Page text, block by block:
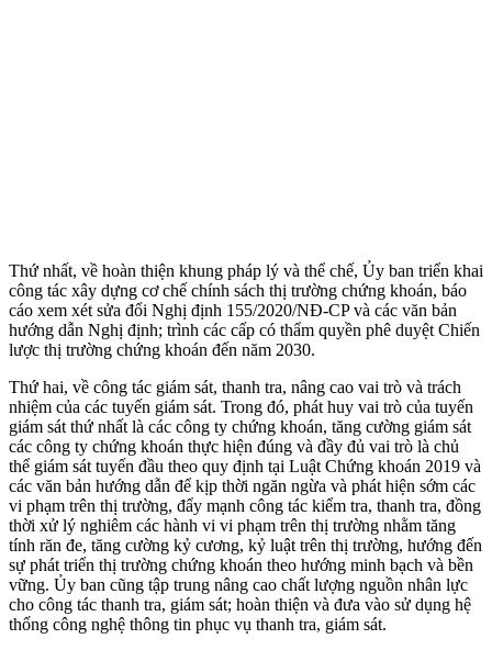
Thứ nhất, về hoàn thiện khung pháp lý và thể chế, Ủy ban triển khai
công tác xây dựng cơ chế chính sách thị trường chứng khoán, báo
cáo xem xét sửa đổi Nghị định 155/2020/NĐ-CP và các văn bản
hướng dẫn Nghị định; trình các cấp có thẩm quyền phê duyệt Chiến
lược thị trường chứng khoán đến năm 2030.
Thứ hai, về công tác giám sát, thanh tra, nâng cao vai trò và trách
nhiệm của các tuyến giám sát. Trong đó, phát huy vai trò của tuyến
giám sát thứ nhất là các công ty chứng khoán, tăng cường giám sát
các công ty chứng khoán thực hiện đúng và đầy đủ vai trò là chủ
thể giám sát tuyến đầu theo quy định tại Luật Chứng khoán 2019 và
các văn bản hướng dẫn để kịp thời ngăn ngừa và phát hiện sớm các
vi phạm trên thị trường, đẩy mạnh công tác kiểm tra, thanh tra, đồng
thời xử lý nghiêm các hành vi vi phạm trên thị trường nhằm tăng
tính răn đe, tăng cường kỷ cương, kỷ luật trên thị trường, hướng đến
sự phát triển thị trường chứng khoán theo hướng minh bạch và bền
vững. Ủy ban cũng tập trung nâng cao chất lượng nguồn nhân lực
cho công tác thanh tra, giám sát; hoàn thiện và đưa vào sử dụng hệ
thống công nghệ thông tin phục vụ thanh tra, giám sát.